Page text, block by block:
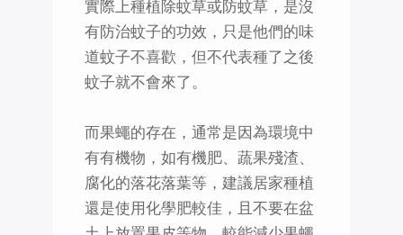
實際上種植除蚊草或防蚊草，是沒
有防治蚊子的功效，只是他們的味
道蚊子不喜歡，但不代表種了之後
蚊子就不會來了。
而果蠅的存在，通常是因為環境中
有有機物，如有機肥、蔬果殘渣、
腐化的落花落葉等，建議居家種植
還是使用化學肥較佳，且不要在盆